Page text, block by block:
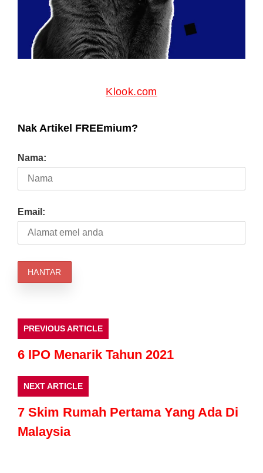
Klook.com
Nak Artikel FREEmium?
Nama:
Email:
PREVIOUS ARTICLE
6 IPO Menarik Tahun 2021
NEXT ARTICLE
7 Skim Rumah Pertama Yang Ada Di
Malaysia